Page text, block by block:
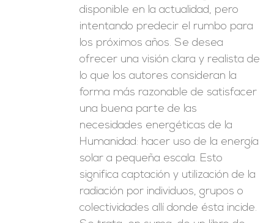
disponible en la actualidad, pero
intentando predecir el rumbo para
los próximos años. Se desea
ofrecer una visión clara y realista de
lo que los autores consideran la
forma más razonable de satisfacer
una buena parte de las
necesidades energéticas de la
Humanidad: hacer uso de la energía
solar a pequeña escala. Esto
significa captación y utilización de la
radiación por individuos, grupos o
colectividades allí donde ésta incide.